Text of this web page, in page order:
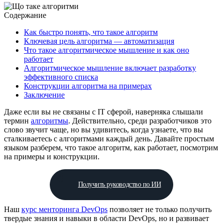
Содержание
Как быстро понять, что такое алгоритм
Ключевая цель алгоритма — автоматизация
Что такое алгоритмическое мышление и как оно
работает
Алгоритмическое мышление включает разработку
эффективного списка
Конструкции алгоритма на примерах
Заключение
Даже если вы не связаны с IT сферой, наверняка слышали
термин алгоритмы. Действительно, среди разработчиков это
слово звучит чаще, но вы удивитесь, когда узнаете, что вы
сталкиваетесь с алгоритмами каждый день. Давайте простым
языком разберем, что такое алгоритм, как работает, посмотрим
на примеры и конструкции.
Получить руководство по ИИ
Наш курс менторинга DevOps позволяет не только получить
твердые знания и навыки в области DevOps, но и развивает